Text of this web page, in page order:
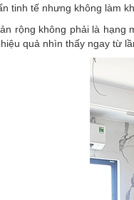
tinh tế nhưng không làm
rộng không phải là hạng
quả nhìn thấy ngay từ